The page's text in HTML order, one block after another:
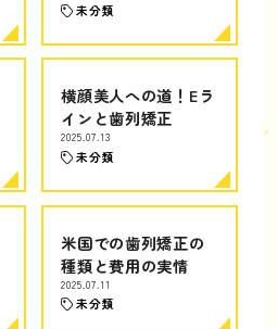
未分類
横顔美人への道！Eラ
インと歯列矯正
2025.07.13
未分類
米国での歯列矯正の
種類と費用の実情
2025.07.11
未分類